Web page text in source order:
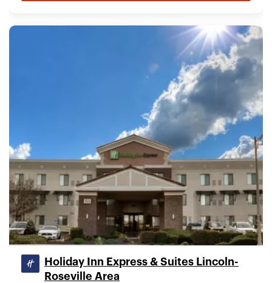
Holiday Inn Express & Suites Lincoln-
Roseville Area